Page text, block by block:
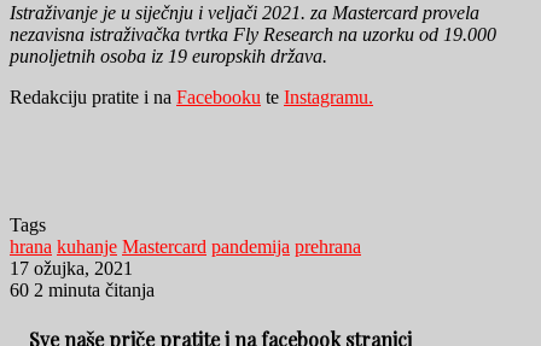
Istraživanje je u siječnju i veljači 2021. za Mastercard provela
nezavisna istraživačka tvrtka Fly Research na uzorku od 19.000
punoljetnih osoba iz 19 europskih država.
Redakciju pratite i na Facebooku te Instagramu.
Tags
hrana kuhanje Mastercard pandemija prehrana
17 ožujka, 2021
60 2 minuta čitanja
Sve naše priče pratite i na facebook stranici